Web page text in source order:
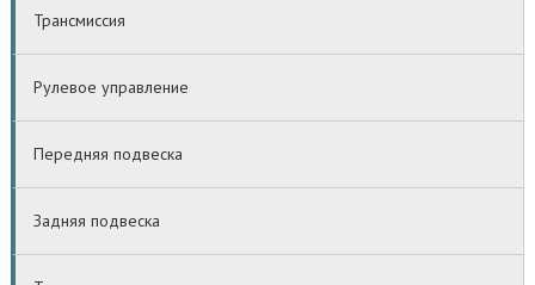
Трансмиссия
Рулевое управление
Передняя подвеска
Задняя подвеска